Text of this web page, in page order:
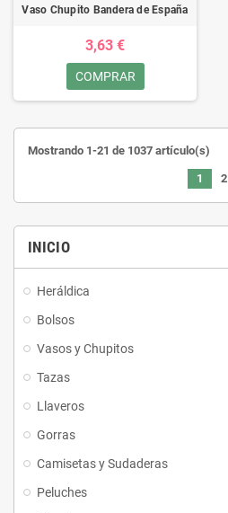
INICIO
Heráldica
Bolsos
Vasos y Chupitos
Tazas
Llaveros
Gorras
Camisetas y Sudaderas
Peluches
Vaso Chupito Bandera de España
3,63 €
COMPRAR
Mostrando 1-21 de 1037 artículo(s)
1 2